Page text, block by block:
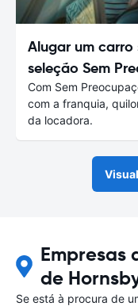
Alugar um
seleção Sem
Com Sem
com a franquia,
da locadora.
Empresas
de
Se está à procura de